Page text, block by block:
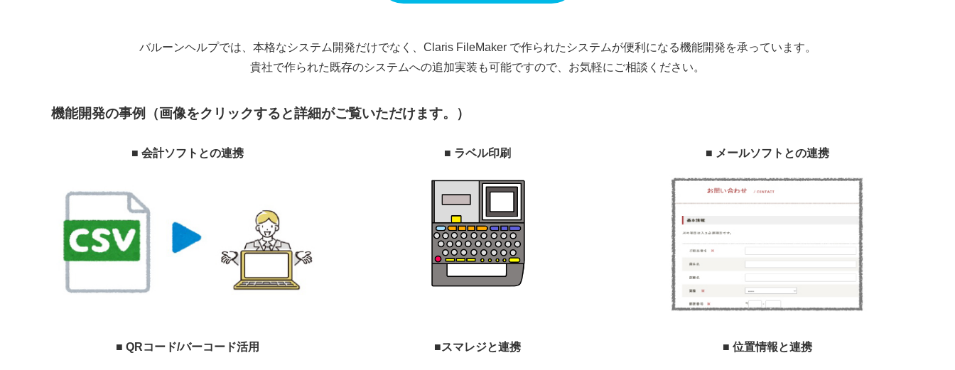
バルーンヘルプでは、本格なシステム開発だけでなく、Claris FileMaker で作られたシステムが便利になる機能開発を承っています。
貴社で作られた既存のシステムへの追加実装も可能ですので、お気軽にご相談ください。
機能開発の事例（画像をクリックすると詳細がご覧いただけます。）
■ 会計ソフトとの連携 ■ ラベル印刷 ■ メールソフトとの連携
■ QRコード/バーコード活用 ■スマレジと連携 ■ 位置情報と連携